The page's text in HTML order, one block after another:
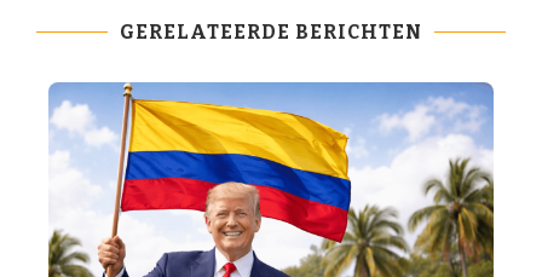
GERELATEERDE BERICHTEN